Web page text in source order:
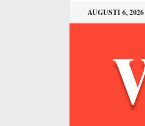
AUGUSTI 6, 2026